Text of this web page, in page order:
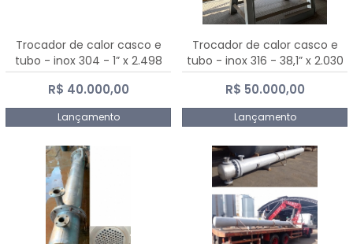
Trocador de calor casco e
tubo - inox 304 - 1” x 2.498
mm
R$ 40.000,00
Lançamento
Trocador de calor casco e
tubo - inox 316 - 38,1” x 2.030
mm
R$ 50.000,00
Lançamento